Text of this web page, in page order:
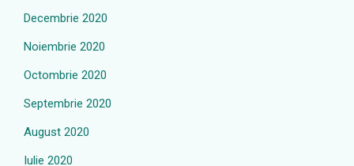
Decembrie 2020
Noiembrie 2020
Octombrie 2020
Septembrie 2020
August 2020
Iulie 2020